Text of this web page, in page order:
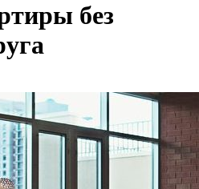
без